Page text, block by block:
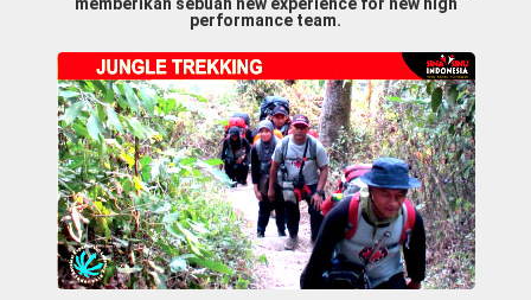
memberikan sebuah new experience for new high
performance team.